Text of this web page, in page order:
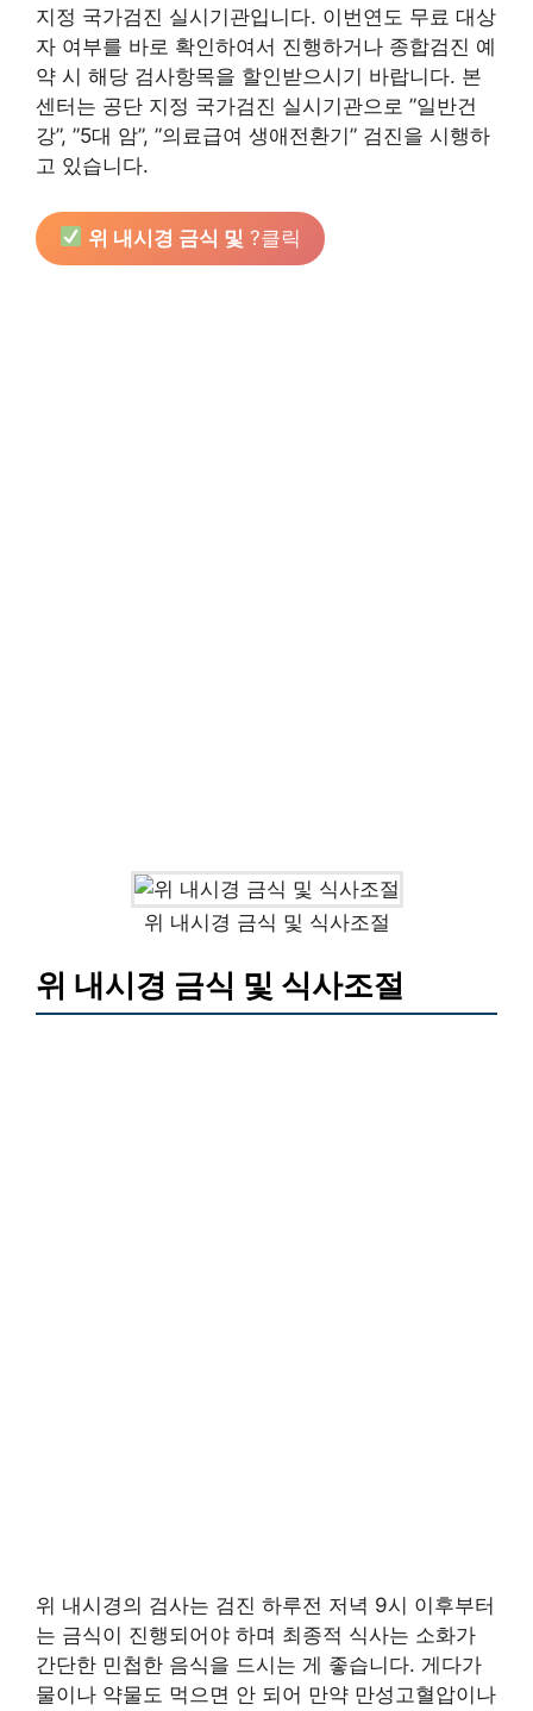
지정 국가검진 실시기관입니다. 이번연도 무료 대상
자 여부를 바로 확인하여서 진행하거나 종합검진 예
약 시 해당 검사항목을 할인받으시기 바랍니다. 본
센터는 공단 지정 국가검진 실시기관으로 ”일반건
강”, ”5대 암”, ”의료급여 생애전환기” 검진을 시행하
고 있습니다.
위 내시경 금식 및 ?클릭
위 내시경 금식 및 식사조절
위 내시경 금식 및 식사조절
위 내시경의 검사는 검진 하루전 저녁 9시 이후부터
는 금식이 진행되어야 하며 최종적 식사는 소화가
간단한 민첩한 음식을 드시는 게 좋습니다. 게다가
물이나 약물도 먹으면 안 되어 만약 만성고혈압이나